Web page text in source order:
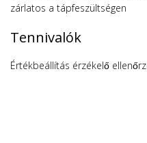
zárlatos a tápfeszültségen
Tennivalók
Értékbeállítás érzékelő